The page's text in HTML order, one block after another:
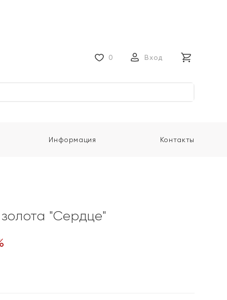
0 Вход
Информация Контакты
"Сердце"